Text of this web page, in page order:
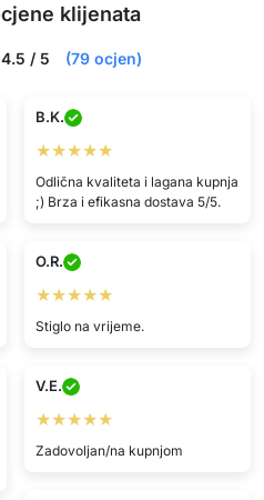
klijenata
4.5 / 5 (79 ocjen)
B.K.
★★★★★
Odlična kvaliteta i lagana kupnja
;) Brza i efikasna dostava 5/5.
O.R.
★★★★★
Stiglo na vrijeme.
V.E.
★★★★★
Zadovoljan/na kupnjom